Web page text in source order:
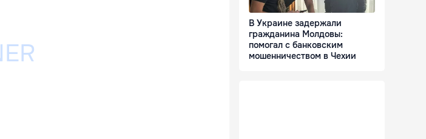
В Украине задержали
гражданина Молдовы:
помогал с банковским
мошенничеством в Чехии